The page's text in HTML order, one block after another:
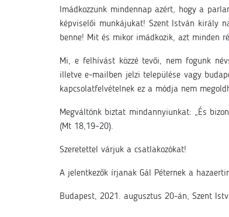
Imádkozzunk mindennap azért, hogy a
képviselői munkájukat! Szent István király
benne! Mit és mikor imádkozik, azt minden
Mi, e felhívást közzé tevői, nem fogunk
illetve e-mailben jelzi települése vagy
kapcsolatfelvételnek ez a módja nem
Megváltónk biztat mindannyiunkat: „És
(Mt 18,19–20).
Szeretettel várjuk a csatlakozókat!
A jelentkezők írjanak Gál Péternek a
Budapest, 2021. augusztus 20-án, Szent